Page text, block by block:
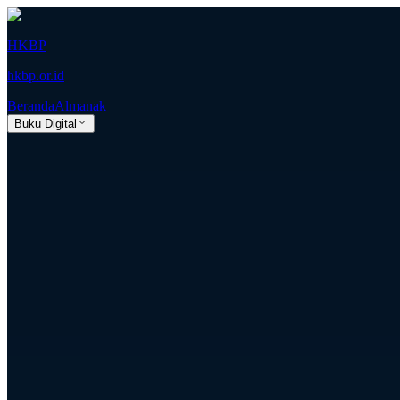
HKBP
hkbp.or.id
BerandaAlmanak
Buku Digital